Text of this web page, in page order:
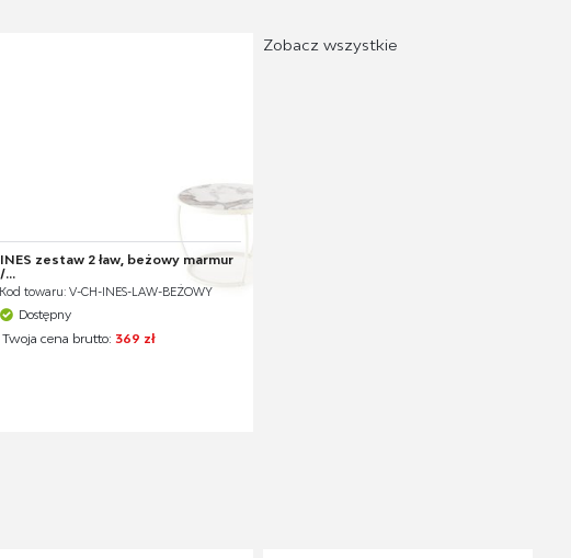
INES zestaw 2 ław, beżowy marmur
/...
Kod towaru: V-CH-INES-LAW-BEŻOWY
Dostępny
Twoja cena brutto: 369 zł
Zobacz wszystkie